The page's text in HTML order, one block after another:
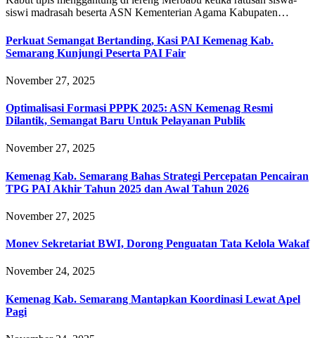
siswi madrasah beserta ASN Kementerian Agama Kabupaten…
Perkuat Semangat Bertanding, Kasi PAI Kemenag Kab.
Semarang Kunjungi Peserta PAI Fair
November 27, 2025
Optimalisasi Formasi PPPK 2025: ASN Kemenag Resmi
Dilantik, Semangat Baru Untuk Pelayanan Publik
November 27, 2025
Kemenag Kab. Semarang Bahas Strategi Percepatan Pencairan
TPG PAI Akhir Tahun 2025 dan Awal Tahun 2026
November 27, 2025
Monev Sekretariat BWI, Dorong Penguatan Tata Kelola Wakaf
November 24, 2025
Kemenag Kab. Semarang Mantapkan Koordinasi Lewat Apel
Pagi